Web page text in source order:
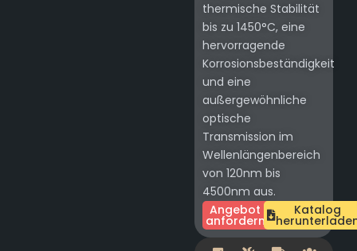
thermische Stabilität
bis zu 1450°C, eine
hervorragende
Korrosionsbeständigkeit
und eine
außergewöhnliche
optische
Transmission im
Wellenlängenbereich
von 120nm bis
4500nm aus.
Angebot
anfordern
Katalog